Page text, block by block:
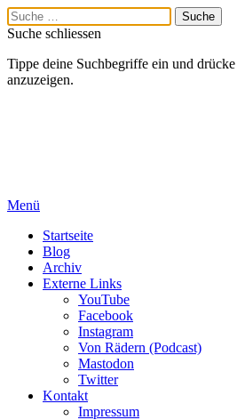
Suche schliessen
Tippe deine Suchbegriffe ein und
anzuzeigen.
Menü
Startseite
Blog
Archiv
Externe Links
YouTube
Facebook
Instagram
Von Rädern (Podcast)
Mastodon
Twitter
Kontakt
Impressum